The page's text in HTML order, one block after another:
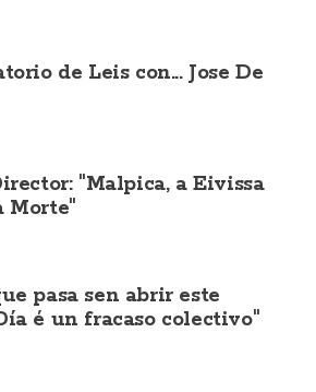
de Leis con... Jose De
"Malpica, a Eivissa
Morte"
pasa sen abrir este
é un fracaso colectivo"